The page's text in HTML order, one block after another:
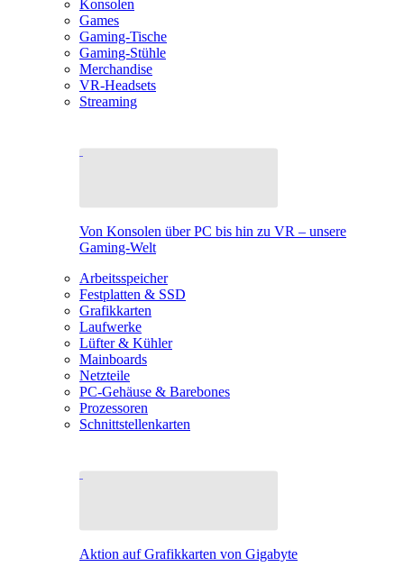
Konsolen
Games
Gaming-Tische
Gaming-Stühle
Merchandise
VR-Headsets
Streaming
Von Konsolen über PC bis hin zu VR – unsere
Gaming-Welt
Arbeitsspeicher
Festplatten & SSD
Grafikkarten
Laufwerke
Lüfter & Kühler
Mainboards
Netzteile
PC-Gehäuse & Barebones
Prozessoren
Schnittstellenkarten
Aktion auf Grafikkarten von Gigabyte